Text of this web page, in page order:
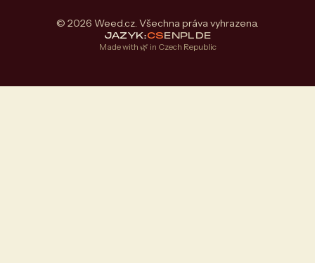
© 2026 Weed.cz. Všechna práva vyhrazena.
JAZYK:CSENPLDE
Made with 🌿 in Czech Republic